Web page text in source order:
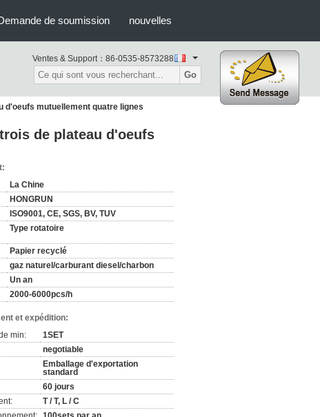
de soumission nouvelles
Ventes & Support： 86-0535-8573288
Go
d'oeufs mutuellement quatre lignes
de plateau d'oeufs
La Chine
HONGRUN
ISO9001, CE, SGS, BV, TUV
Type rotatoire
Papier recyclé
gaz naturel/carburant diesel/charbon
Un an
2000-6000pcs/h
et expédition:
min:
1SET
negotiable
Emballage d'exportation
standard
60 jours
T / T, L / C